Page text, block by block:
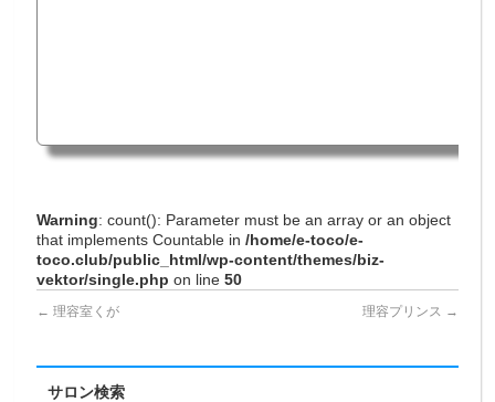
Warning: count(): Parameter must be an array or an object
that implements Countable in/home/e-toco/e-
toco.club/public_html/wp-content/themes/biz-
vektor/single.php on line50
← 理容室くが 理容プリンス →
サロン検索